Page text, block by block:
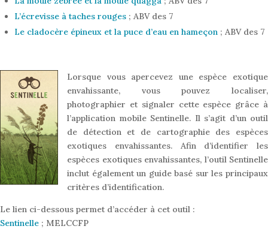
L’écrevisse à taches rouges ; ABV des 7
Le cladocère épineux et la puce d’eau en hameçon ; ABV des 7
Lorsque vous apercevez une espèce exotique
envahissante, vous pouvez localiser,
photographier et signaler cette espèce grâce à
l’application mobile Sentinelle. Il s’agit d’un outil
de détection et de cartographie des espèces
exotiques envahissantes. Afin d’identifier les
espèces exotiques envahissantes, l’outil Sentinelle
inclut également un guide basé sur les principaux
critères d’identification.
Le lien ci-dessous permet d’accéder à cet outil :
Sentinelle ; MELCCFP